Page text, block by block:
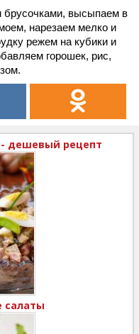
высыпаем в
нарезаем мелко и
режем на кубики и
горошек, рис,
- дешевый рецепт
салаты